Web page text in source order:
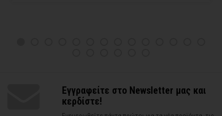
Εγγραφείτε στο Newsletter μας και
κερδίστε!